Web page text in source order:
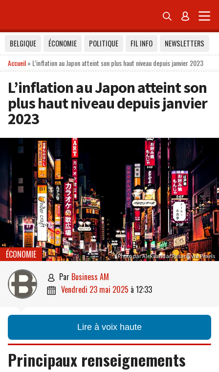
 
BELGIQUE ÉCONOMIE POLITIQUE FIL INFO
NEWSLETTERS
Accueil» L’inflation au Japon atteint son plus haut niveau depuis janvier 2023
L’inflation au Japon atteint son
plus haut niveau depuis janvier
2023
Photo par Aleksandar Pasaric via Pexels
ÉCONOMIE
 par Business AM
 vendredi 23 mai 2025 à 12:33
Lire à voix haute
Principaux renseignements